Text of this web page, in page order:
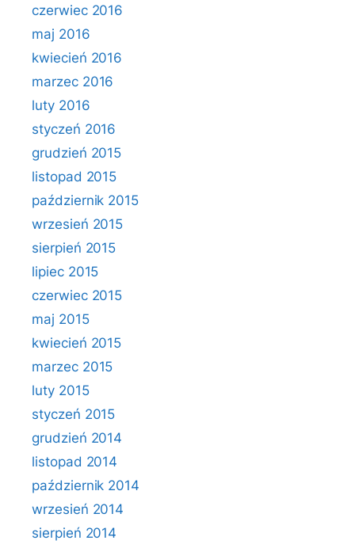
czerwiec 2016
maj 2016
kwiecień 2016
marzec 2016
luty 2016
styczeń 2016
grudzień 2015
listopad 2015
październik 2015
wrzesień 2015
sierpień 2015
lipiec 2015
czerwiec 2015
maj 2015
kwiecień 2015
marzec 2015
luty 2015
styczeń 2015
grudzień 2014
listopad 2014
październik 2014
wrzesień 2014
sierpień 2014